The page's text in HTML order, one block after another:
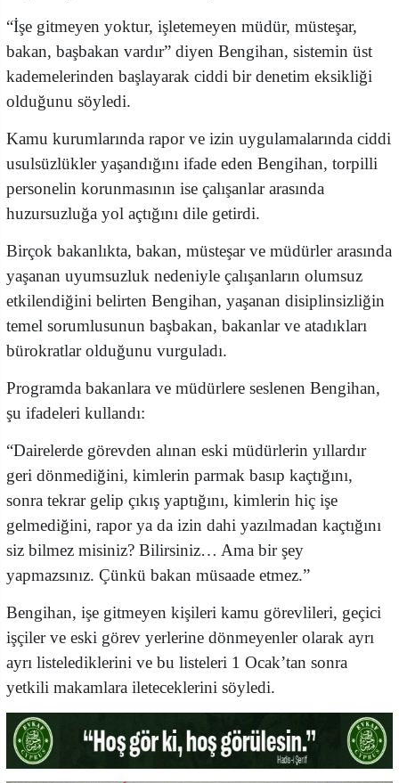
“İşe gitmeyen yoktur, işletemeyen müdür, müsteşar,
bakan, başbakan vardır” diyen Bengihan, sistemin üst
kademelerinden başlayarak ciddi bir denetim eksikliği
olduğunu söyledi.
Kamu kurumlarında rapor ve izin uygulamalarında ciddi
usulsüzlükler yaşandığını ifade eden Bengihan, torpilli
personelin korunmasının ise çalışanlar arasında
huzursuzluğa yol açtığını dile getirdi.
Birçok bakanlıkta, bakan, müsteşar ve müdürler arasında
yaşanan uyumsuzluk nedeniyle çalışanların olumsuz
etkilendiğini belirten Bengihan, yaşanan disiplinsizliğin
temel sorumlusunun başbakan, bakanlar ve atadıkları
bürokratlar olduğunu vurguladı.
Programda bakanlara ve müdürlere seslenen Bengihan,
şu ifadeleri kullandı:
“Dairelerde görevden alınan eski müdürlerin yıllardır
geri dönmediğini, kimlerin parmak basıp kaçtığını,
sonra tekrar gelip çıkış yaptığını, kimlerin hiç işe
gelmediğini, rapor ya da izin dahi yazılmadan kaçtığını
siz bilmez misiniz? Bilirsiniz… Ama bir şey
yapmazsınız. Çünkü bakan müsaade etmez.”
Bengihan, işe gitmeyen kişileri kamu görevlileri, geçici
işçiler ve eski görev yerlerine dönmeyenler olarak ayrı
ayrı listelediklerini ve bu listeleri 1 Ocak’tan sonra
yetkili makamlara ileteceklerini söyledi.